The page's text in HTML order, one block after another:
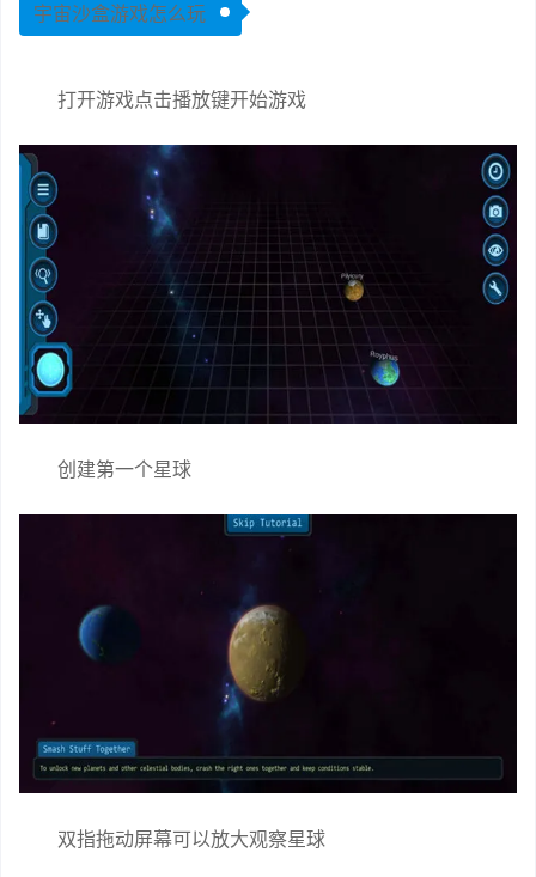
宇宙沙盒游戏怎么玩
打开游戏点击播放键开始游戏
创建第一个星球
双指拖动屏幕可以放大观察星球